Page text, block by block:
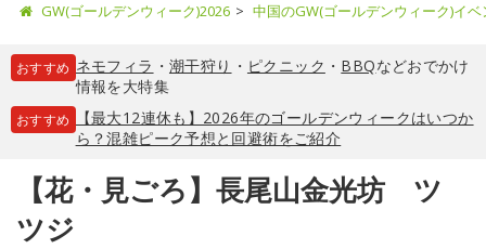
GW(ゴールデンウィーク)2026 中国のGW(ゴールデンウィーク)イ
おすすめ ネモフィラ ・ 潮干狩り ・ ピクニック ・ BBQなどおでかけ
情報を大特集
おすすめ
【最大12連休も】2026年のゴールデンウィークはいつか
ら？混雑ピーク予想と回避術をご紹介
【花・見ごろ】長尾山金光坊 ツ
ツジ